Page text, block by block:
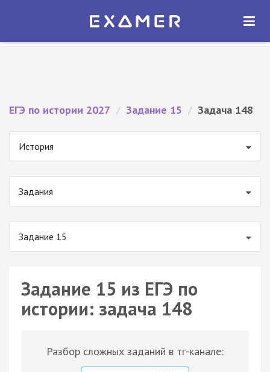
Экзамер — ЕГЭ 2027
ОТКРЫТЬ
ЕГЭ по истории 2027 / Задание 15 / Задача 148
История
Задания
Задание 15
Задание 15 из ЕГЭ по
истории: задача 148
Разбор сложных заданий в тг-канале: